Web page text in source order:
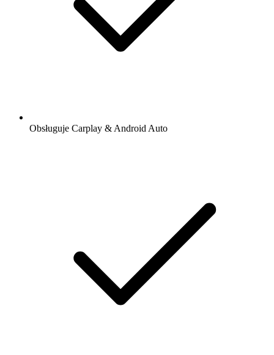
Obsługuje Carplay & Android Auto